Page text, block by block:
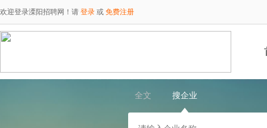
欢迎登录溧阳招聘网！请 登录 或 免费注册
全文 搜企业